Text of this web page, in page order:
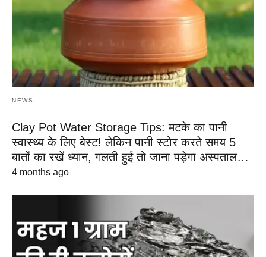
NEWS
Clay Pot Water Storage Tips: मटके का पानी
स्वास्थ्य के लिए बेस्ट! लेकिन पानी स्टोर करते समय 5
बातों का रखें ध्यान, गलती हुई तो जाना पड़ेगा अस्पताल…
4 months ago